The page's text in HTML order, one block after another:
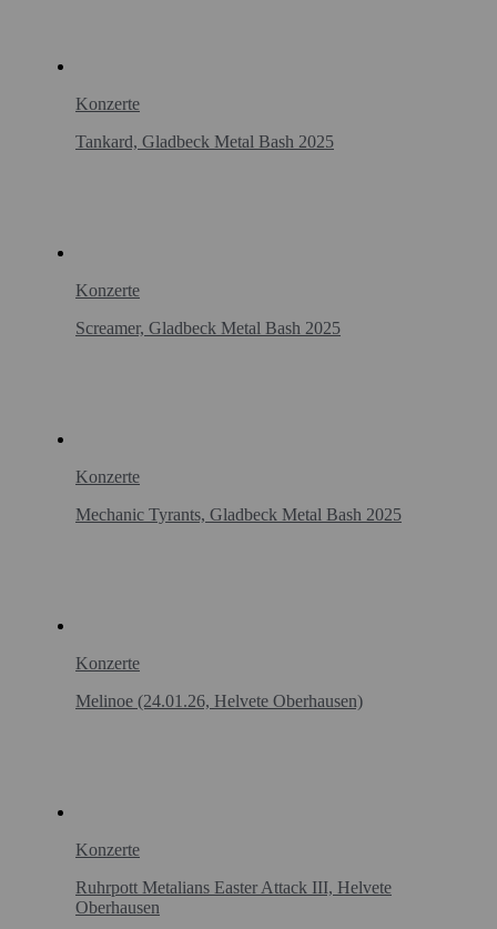
Konzerte
Tankard, Gladbeck Metal Bash 2025
Konzerte
Screamer, Gladbeck Metal Bash 2025
Konzerte
Mechanic Tyrants, Gladbeck Metal Bash 2025
Konzerte
Melinoe (24.01.26, Helvete Oberhausen)
Konzerte
Ruhrpott Metalians Easter Attack III, Helvete
Oberhausen